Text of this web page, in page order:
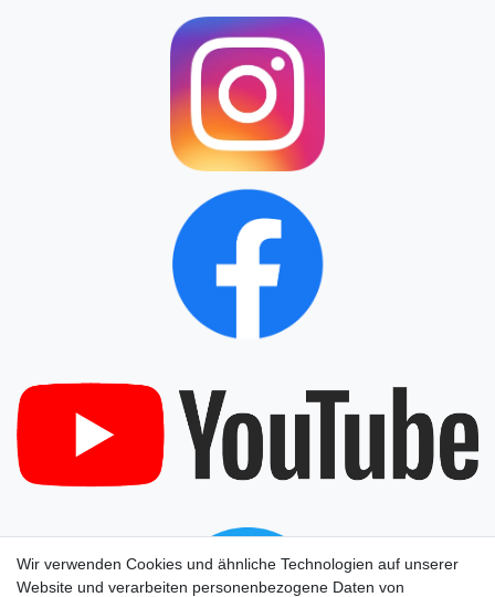
Wir verwenden Cookies und ähnliche Technologien auf unserer
Website und verarbeiten personenbezogene Daten von